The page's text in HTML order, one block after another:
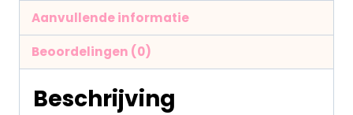
Aanvullende informatie
Beoordelingen (0)
Beschrijving